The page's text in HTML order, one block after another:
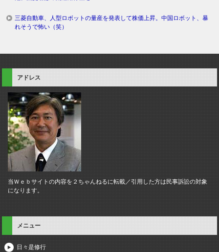
三菱自動車、人型ロボットの量産を発表して株価上昇。中国ロボット、暴
れそうで怖い（笑）
アドレス
当Ｗｅｂサイトの内容を２ちゃんねるに転載／引用した方は民事訴訟の対象
になります。
メニュー
日々是修行